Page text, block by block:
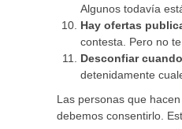
Algunos todavía
Hay ofertas
contesta. Pero no
Desconfiar
detenidamente
Las personas que
debemos consentirlo.